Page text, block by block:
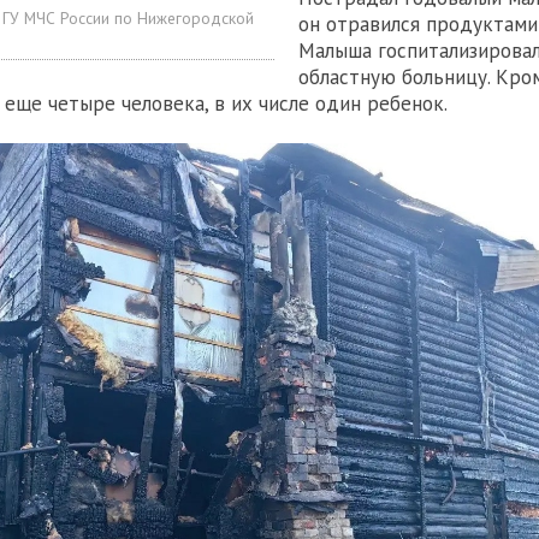
МЧС России по Нижегородской
он отравился
Малыша
областную больницу.
еще четыре человека, в их числе один ребенок.